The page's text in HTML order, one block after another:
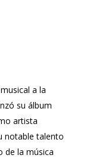
a la
su álbum
artista
notable talento
de la música